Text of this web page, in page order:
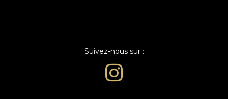
Suivez-nous sur :